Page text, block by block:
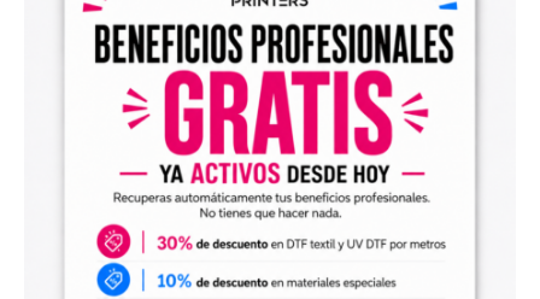
Diseños digitales para impresión UV DTF
También encontrarás diseños digitales para UV DTF
perfectos para personalizar vasos, botellas, termos, cajas,
envases, artículos promocionales y otras superficies rígidas
Estos diseños permiten incorporar nuevas opciones a tu
catálogo de personalización de objetos y preparar
producciones propias utilizando tu impresora UV DTF o tu
proveedor habitual de impresión.